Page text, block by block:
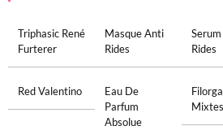
Triphasic René
Furterer
Masque Anti
Rides
Rides
Red Valentino
Eau De
Parfum
Absolue
Mixtes